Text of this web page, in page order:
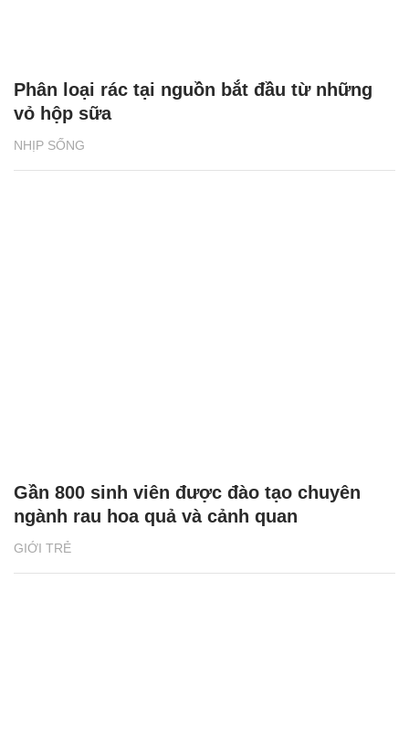
NHỊP SỐNG
Phân loại rác tại nguồn bắt đầu từ những
vỏ hộp sữa
GIỚI TRẺ
Gần 800 sinh viên được đào tạo chuyên
ngành rau hoa quả và cảnh quan